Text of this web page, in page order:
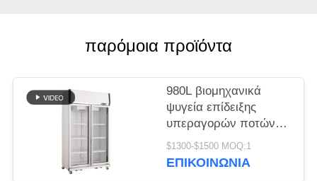
PRIVACY
POLICY
παρόμοια προϊόντα
980L βιομηχανικά
ψυγεία επίδειξης
υπεραγορών ποτών
εξοπλισμού ψύξης
κατακόρυφα
$1300-$1500 MOQ:1
ΕΠΙΚΟΙΝΩΝΊΑ